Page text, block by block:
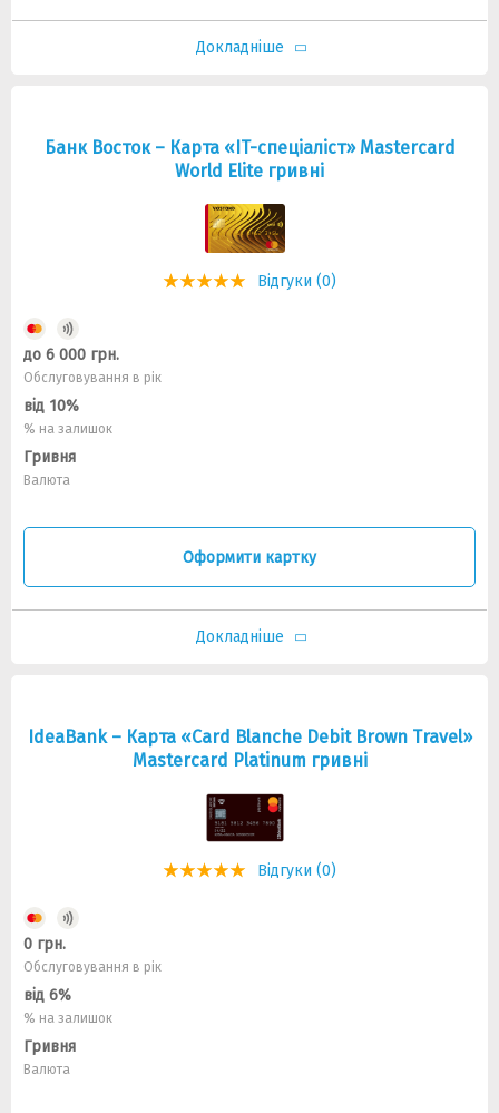
Докладніше
Банк Восток – Карта «IT-спеціаліст» Mastercard
World Elite гривні
Відгуки (0)
до 6 000 грн.
Обслуговування в рік
від 10%
% на залишок
Гривня
Валюта
Оформити картку
Докладніше
IdeaBank – Карта «Card Blanche Debit Brown Travel»
Mastercard Platinum гривні
Відгуки (0)
0 грн.
Обслуговування в рік
від 6%
% на залишок
Гривня
Валюта